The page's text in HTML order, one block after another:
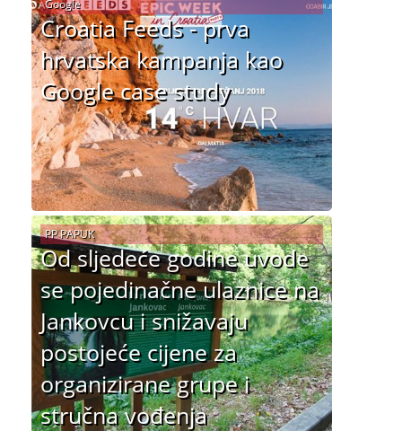
Croatia Feeds - prva
hrvatska kampanja kao
Google case study
Google
Od sljedeće godine uvode
se pojedinačne ulaznice na
Jankovcu i snižavaju
postojeće cijene za
organizirane grupe i
stručna vođenja
PP PAPUK